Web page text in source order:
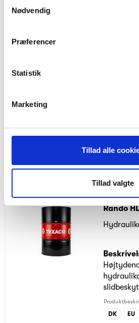
Nødvendig
Præferencer
Statistik
Marketing
Tillad alle
Tillad valgte
DK EN
Champion - COMPETE HV ISO 32
Rando
DK EU